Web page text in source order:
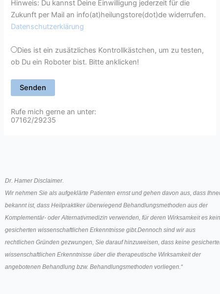
Hinweis: Du kannst Deine Einwilligung jederzeit für die
Zukunft per Mail an info(at)heilungstore(dot)de widerrufen.
Datenschutzerklärung
Dies ist ein zusätzliches Kontrollkästchen, um zu testen,
ob Du ein Roboter bist. Bitte anklicken!
Rufe mich gerne an unter:
07162/29235
Dr. Hamer Disclaimer.
Wir nehmen Sie als aufgeklärte Patienten ernst und gehen davon aus, dass
bekannt ist, dass Heilpraktiker überwiegend Behandlungsmethoden aus der
Komplementär- oder Alternativmedizin verwenden, für deren Wirksamkeit es
gesicherten wissenschaftlichen Erkenntnisse gibt.Dennoch sind wir aus
rechtlichen Gründen gezwungen, Sie darauf hinzuweisen, dass keine
wissenschaftlichen Erkenntnisse über die therapeutische Wirksamkeit der
angebotenen Behandlung bzw. Behandlungsmethoden vorliegen.“